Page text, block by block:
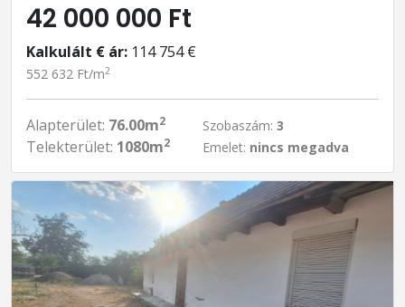
42 000 000 Ft
Kalkulált € ár: 114 754 €
552 632 Ft/m2
Alapterület: 76.00m2
Telekterület: 1080m2
Szobaszám: 3
Emelet: nincs megadva